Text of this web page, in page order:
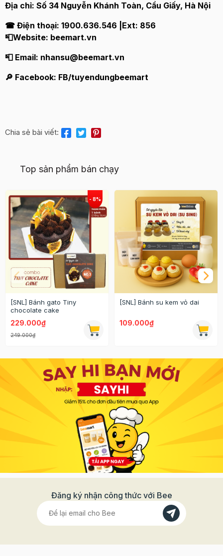
Địa chỉ: Số 34 Nguyễn Khánh Toàn, Cầu Giấy, Hà Nội
☎ Điện thoại: 1900.636.546 |Ext: 856
📮Website: beemart.vn
📮 Email: nhansu@beemart.vn
🔎 Facebook: FB/tuyendungbeemart
Chia sẻ bài viết:
Top sản phẩm bán chạy
[SNL] Bánh gato Tiny
chocolate cake
229.000₫
249.000₫
[SNL] Bánh su kem vỏ dai
109.000₫
Đăng ký nhận công thức với Bee